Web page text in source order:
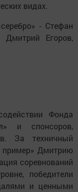
видах.
- Стефан
Дмитрий Егоров,
Фонда
и спонсоров,
За техничный
пример» Дмитрию
соревнований
победители
и ценными